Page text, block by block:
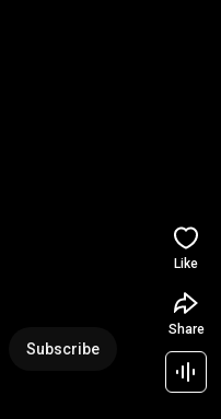
Subscribe
Like
Share